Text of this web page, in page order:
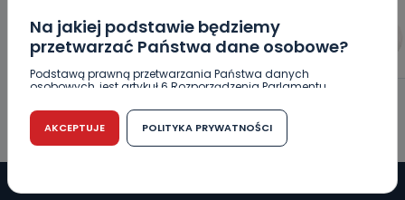
Na jakiej podstawie będziemy
przetwarzać Państwa dane osobowe?
Podstawą prawną przetwarzania Państwa danych
osobowych, jest artykuł 6 Rozporządzenia Parlamentu
r. w sprawie ochrony osób fizycznych w związku z
przetwarzaniem danych osobowych w sprawie
swobodnego przepływu takich danych oraz uchylenia
dyrektywy 95/46/WE (RODO).
Czy jest możliwość cofnięcia zgody?
AKCEPTUJE POLITYKA PRYWATNOŚCI
Arleta Zeidler